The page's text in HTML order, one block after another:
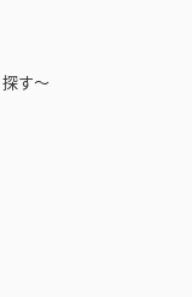
す～